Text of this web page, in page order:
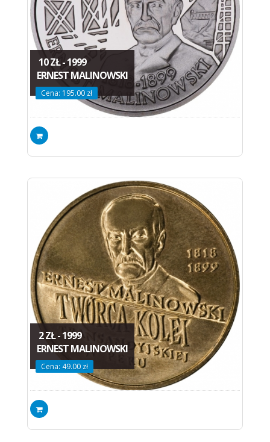
10 ZŁ - 1999
ERNEST MALINOWSKI
Cena: 195.00 zł
2 ZŁ - 1999
ERNEST MALINOWSKI
Cena: 49.00 zł